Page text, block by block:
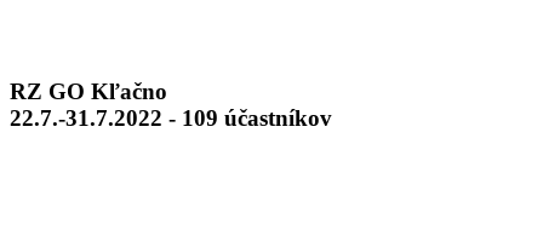
RZ GO Kľačno
22.7.-31.7.2022 - 109 účastníkov